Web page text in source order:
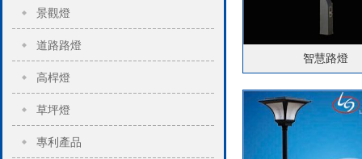
景觀燈
道路路燈
高桿燈
草坪燈
專利產品
智慧路燈